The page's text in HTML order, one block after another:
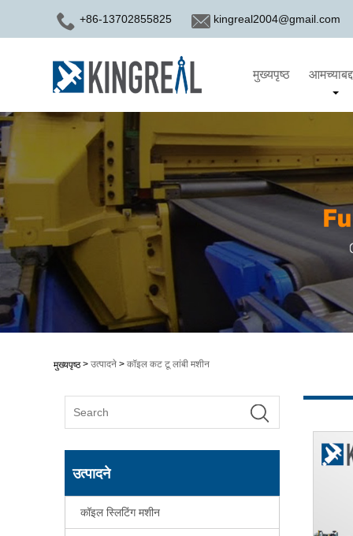
+86-13702855825 kingreal2004@gmail.com
मुख्यपृष्ठ
मुख्यपृष्ठ > उत्पादने >कॉइल कट टू लांबी मशीन
उत्पादने
कॉइल स्लिटिंग मशीन